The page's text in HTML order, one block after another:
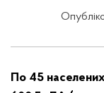
По 45